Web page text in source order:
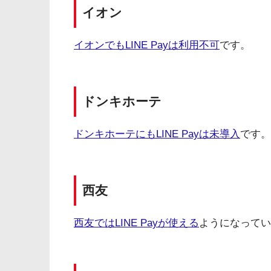
イオン
イオンでもLINE Payは利用不可です。
ドンキホーテ
ドンキホーテにもLINE Payは未導入 です。
西友
西友ではLINE Payが使える ようになって